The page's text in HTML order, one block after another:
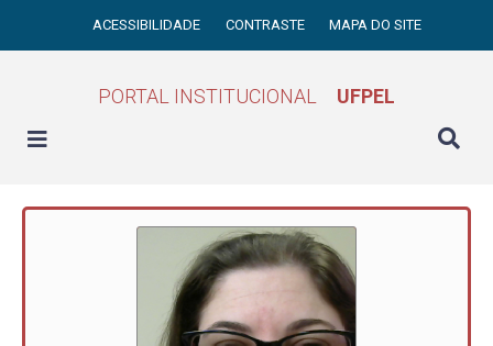
ACESSIBILIDADE CONTRASTE MAPA DO SITE
PORTAL INSTITUCIONAL UFPEL